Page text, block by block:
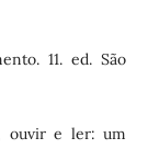
11. ed. São
ouvir e ler: um